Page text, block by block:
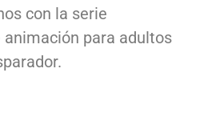
con la serie
para adultos